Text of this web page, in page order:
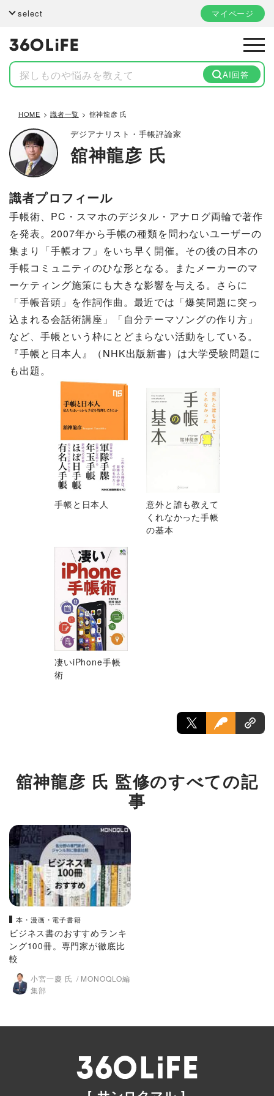
select マイページ
AI回答
HOME 識者一覧 舘神龍彦 氏
デジアナリスト・手帳評論家
舘神龍彦 氏
識者プロフィール
手帳術、PC・スマホのデジタル・アナログ両輪で著作
を発表。2007年から手帳の種類を問わないユーザーの
集まり「手帳オフ」をいち早く開催。その後の日本の
手帳コミュニティのひな形となる。またメーカーのマ
ーケティング施策にも大きな影響を与える。さらに
「手帳音頭」を作詞作曲。最近では「爆笑問題に突っ
込まれる会話術講座」「自分テーマソングの作り方」
など、手帳という枠にとどまらない活動をしている。
『手帳と日本人』（NHK出版新書）は大学受験問題に
も出題。
手帳と日本人
意外と誰も教えて
くれなかった手帳
の基本
凄いiPhone手帳
術
舘神龍彦 氏 監修のすべての記
事
本・漫画・電子書籍
ビジネス書のおすすめランキ
ング100冊。専門家が徹底比
較
小宮一慶 氏
MONOQLO編
集部